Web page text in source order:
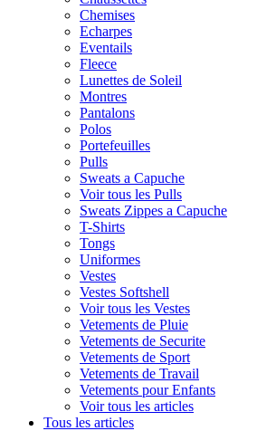
Chemises
Echarpes
Eventails
Fleece
Lunettes de Soleil
Montres
Pantalons
Polos
Portefeuilles
Pulls
Sweats a Capuche
Voir tous les Pulls
Sweats Zippes a Capuche
T-Shirts
Tongs
Uniformes
Vestes
Vestes Softshell
Voir tous les Vestes
Vetements de Pluie
Vetements de Securite
Vetements de Sport
Vetements de Travail
Vetements pour Enfants
Voir tous les articles
Tous les articles